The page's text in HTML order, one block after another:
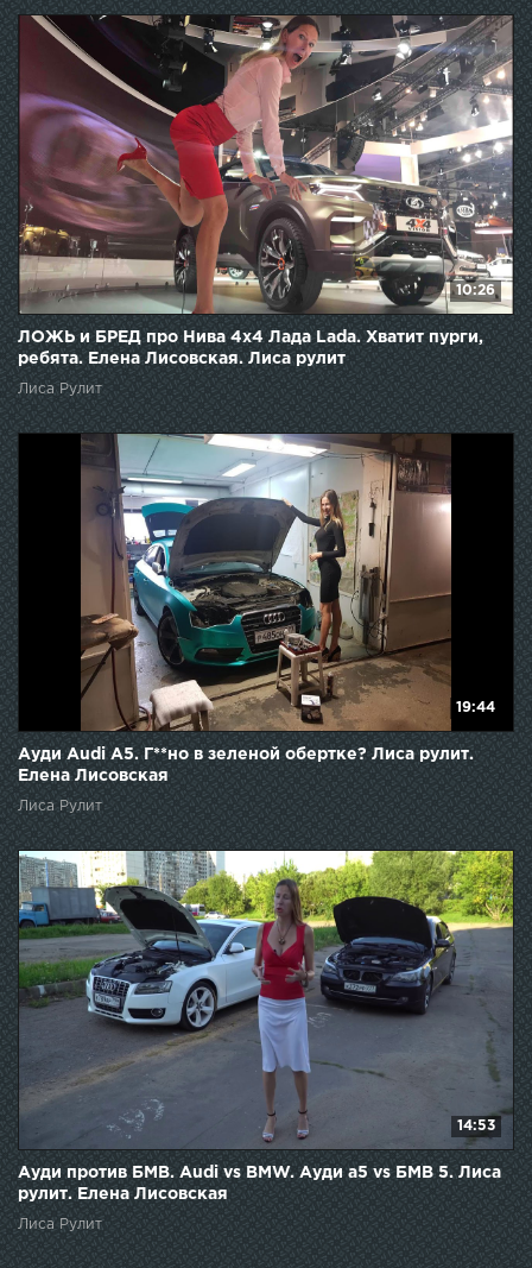
10:26
ЛОЖЬ и БРЕД про Нива 4х4 Лада Lada. Хватит пурги,
ребята. Елена Лисовская. Лиса рулит
Лиса Рулит
19:44
Ауди Audi A5. Г**но в зеленой обертке? Лиса рулит.
Елена Лисовская
Лиса Рулит
14:53
Ауди против БМВ. Audi vs BMW. Ауди а5 vs БМВ 5. Лиса
рулит. Елена Лисовская
Лиса Рулит